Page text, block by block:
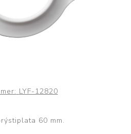
LYF-12820
60 mm.